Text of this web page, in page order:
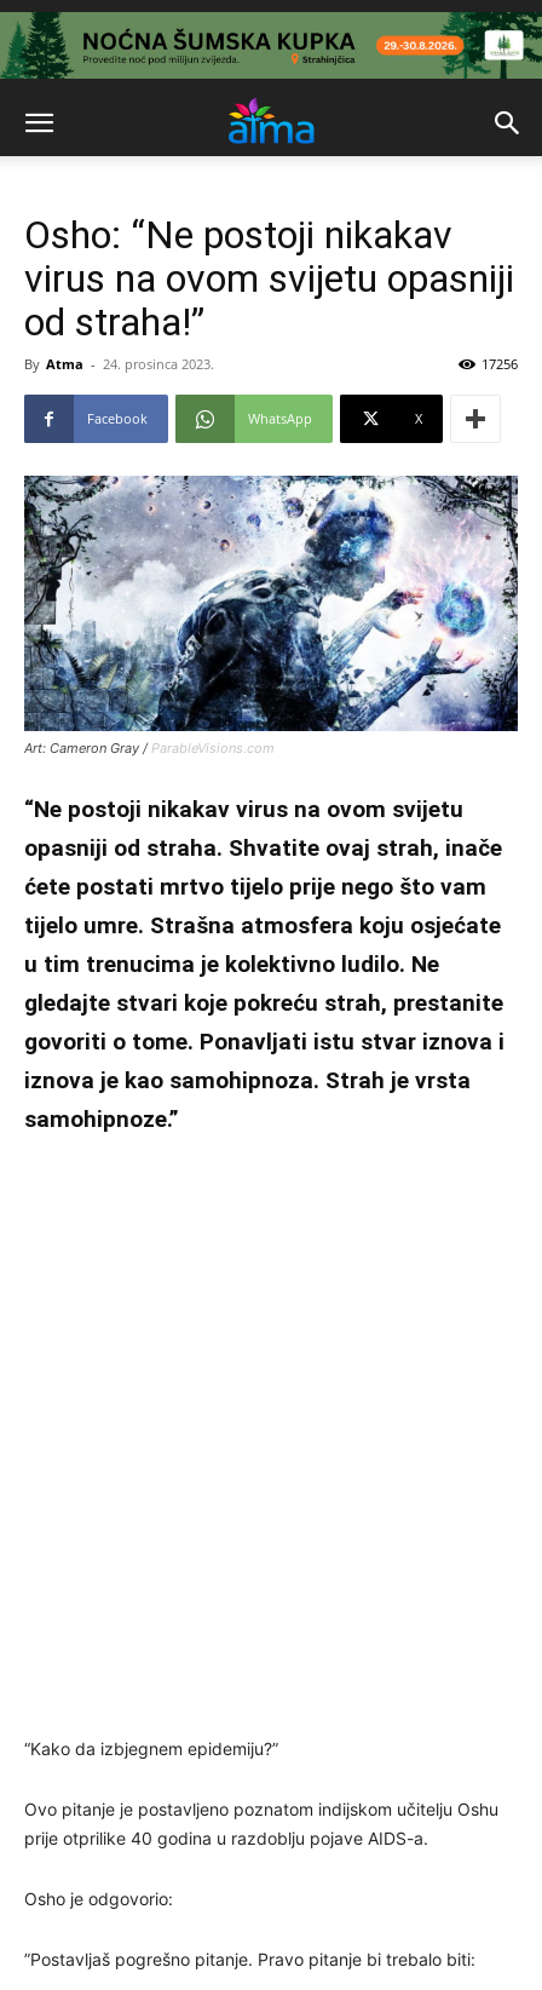
Osho: “Ne postoji nikakav
virus na ovom svijetu opasniji
od straha!”
By Atma - 24. prosinca 2023. 17256
Facebook WhatsApp X
Art: Cameron Gray / ParableVisions.com
“Ne postoji nikakav virus na ovom svijetu
opasniji od straha. Shvatite ovaj strah, inače
ćete postati mrtvo tijelo prije nego što vam
tijelo umre. Strašna atmosfera koju osjećate
u tim trenucima je kolektivno ludilo. Ne
gledajte stvari koje pokreću strah, prestanite
govoriti o tome. Ponavljati istu stvar iznova i
iznova je kao samohipnoza. Strah je vrsta
samohipnoze.”
“Kako da izbjegnem epidemiju?”
Ovo pitanje je postavljeno poznatom indijskom učitelju Oshu
prije otprilike 40 godina u razdoblju pojave AIDS-a.
Osho je odgovorio:
”Postavljaš pogrešno pitanje. Pravo pitanje bi trebalo biti: